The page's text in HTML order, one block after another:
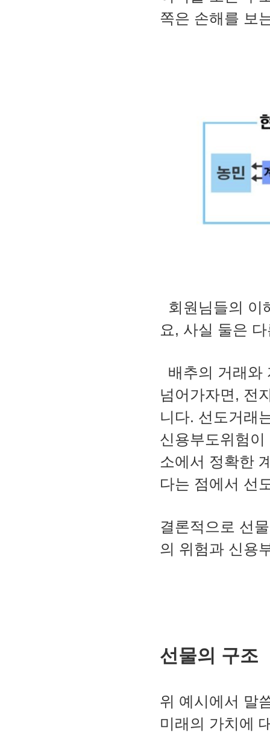
쪽은 손해를 보
회원님들의 이
요, 사실 둘은
배추의 거래와
넘어가자면, 전
니다. 선도거래
신용부도위험
소에서 정확한
다는 점에서 선
결론적으로 선
의 위험과 신용
선물의 구조
위 예시에서 말
미래의 가치에